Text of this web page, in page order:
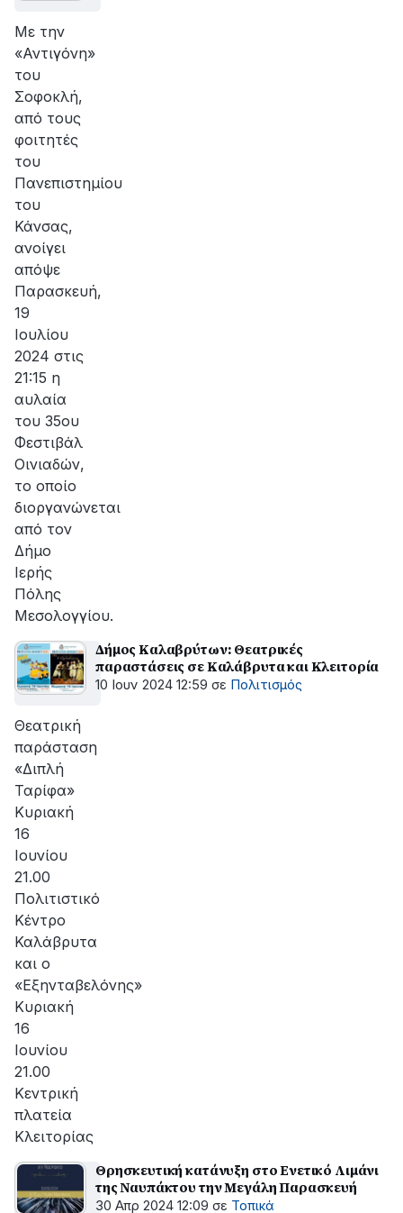
Με την
«Αντιγόνη»
του
Σοφοκλή,
από τους
φοιτητές
του
Πανεπιστημίου
του
Κάνσας,
ανοίγει
απόψε
Παρασκευή,
19
Ιουλίου
2024 στις
21:15 η
αυλαία
του 35ου
Φεστιβάλ
Οινιαδών,
το οποίο
διοργανώνεται
από τον
Δήμο
Ιερής
Πόλης
Μεσολογγίου.
Δήμος Καλαβρύτων: Θεατρικές
παραστάσεις σε Καλάβρυτα και Κλειτορία
10 Ιουν 2024 12:59 σε Πολιτισμός
Θεατρική
παράσταση
«Διπλή
Ταρίφα»
Κυριακή
16
Ιουνίου
21.00
Πολιτιστικό
Κέντρο
Καλάβρυτα
και ο
«Εξηνταβελόνης»
Κυριακή
16
Ιουνίου
21.00
Κεντρική
πλατεία
Κλειτορίας
Θρησκευτική κατάνυξη στο Ενετικό Λιμάνι
της Ναυπάκτου την Μεγάλη Παρασκευή
30 Απρ 2024 12:09 σε Τοπικά